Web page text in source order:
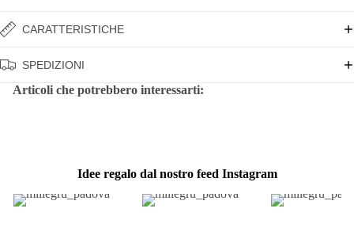
CARATTERISTICHE
SPEDIZIONI
Articoli che potrebbero interessarti:
Idee regalo dal nostro feed Instagram